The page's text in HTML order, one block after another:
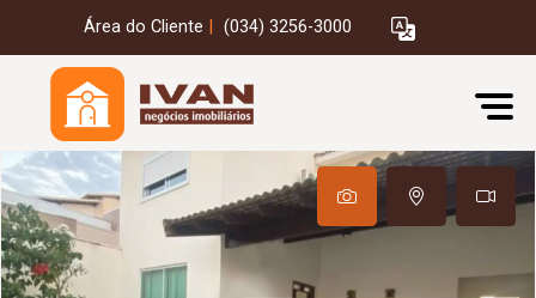
Área do Cliente (034) 3256-3000